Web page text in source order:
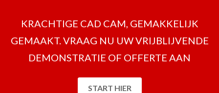
KRACHTIGE CAD CAM, GEMAKKELIJK
GEMAAKT. VRAAG NU UW VRIJBLIJVENDE
DEMONSTRATIE OF OFFERTE AAN
START HIER